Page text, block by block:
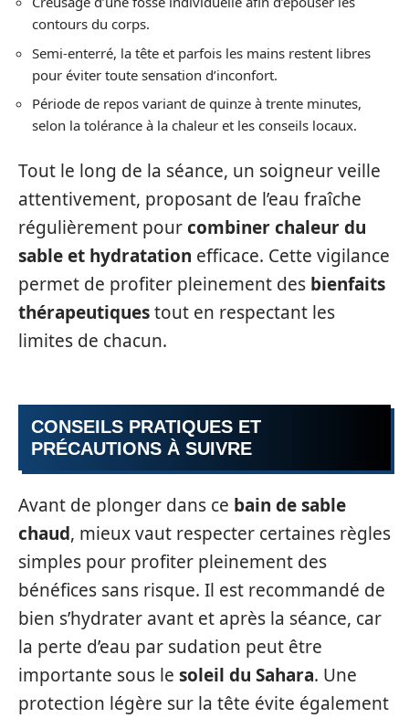
contours du corps.
Semi-enterré, la tête et parfois les mains restent libres
pour éviter toute sensation d’inconfort.
Période de repos variant de quinze à trente minutes,
selon la tolérance à la chaleur et les conseils locaux.
Tout le long de la séance, un soigneur veille
attentivement, proposant de l’eau fraîche
régulièrement pourcombiner chaleur du
sable et hydratation efficace. Cette vigilance
permet de profiter pleinement des bienfaits
thérapeutiquestout en respectant les
limites de chacun.
CONSEILS PRATIQUES ET
PRÉCAUTIONS À SUIVRE
Avant de plonger dans ce bain de sable
chaud, mieux vaut respecter certaines règles
simples pour profiter pleinement des
bénéfices sans risque. Il est recommandé de
bien s’hydrater avant et après la séance, car
la perte d’eau par sudation peut être
importante sous le soleil du Sahara. Une
protection légère sur la tête évite également